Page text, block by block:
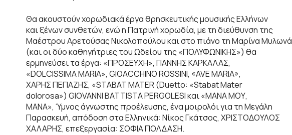
Θα ακουστούν χορωδιακά έργα θρησκευτικής μουσικής Ελλήνων
και ξένων συνθετών, ενώ η Πατρινή χορωδία, με τη διεύθυνση της
Μαέστρου Αρετούσας Νικολοπούλου και στο πιάνο τη Μαρίνα Μυλωνά
(και οι δύο καθηγήτριες του Ωδείου της «ΠΟΛΥΦΩΝΙΚΗΣ») θα
ερμηνεύσει τα έργα: «ΠΡΟΣΕΥΧΗ», ΓΙΑΝΝΗΣ ΚΑΡΚΑΛΑΣ,
«DOLCISSIMA ΜΑRΙΑ», GIOACCHINO ROSSINI, «AVE MARIA»,
ΧΑΡΗΣ ΠΕΓΙΑΖΗΣ, «STABAT MATER (Duetto: «Stabat Mater
dolorosa») GIOVANNI BATTISTA PERGOLESI και «ΜΑΝΑ ΜΟΥ,
ΜΑΝΑ», Ύμνος άγνωστης προέλευσης, ένα μοιρολόι για τη Μεγάλη
Παρασκευή, απόδοση στα Ελληνικά: Νίκος Γκάτσος, ΧΡΙΣΤΟΔΟΥΛΟΣ
ΧΑΛΑΡΗΣ, επεξεργασία: ΣΟΦΙΑ ΓΙΟΛΔΑΣΗ.